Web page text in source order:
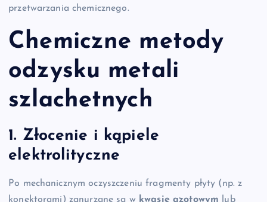
przetwarzania chemicznego.
Chemiczne metody
odzysku metali
szlachetnych
1. Złocenie i kąpiele
elektrolityczne
Po mechanicznym oczyszczeniu fragmenty płyty (np. z
konektorami) zanurzane są w kwasie azotowym lub